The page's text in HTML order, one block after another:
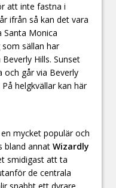
att inte fastna i
ifrån så kan det vara
Monica
sällan har
Hills. Sunset
och går via Beverly
helgkvällar kan här
mycket populär och
bland annat Wizardly
smidigast att ta
de centrala